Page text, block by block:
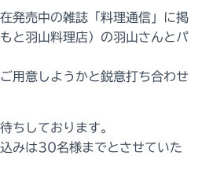
発売中の雑誌「料理通信」に掲
と羽山料理店）の羽山さんとパ
用意しようかと鋭意打ち合わせ
ちしております。
みは30名様までとさせていた